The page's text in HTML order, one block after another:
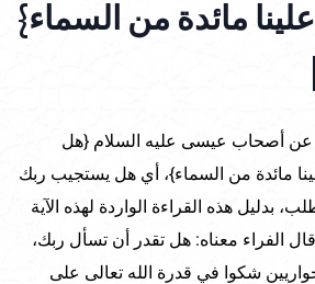
مائدة من السماء}
عن أصحاب عيسى عليه السلام {هل
مائدة من السماء}، أي هل يستجيب ربك
بدليل هذه القراءة الواردة لهذه الآية
الفراء معناه: هل تقدر أن تسأل ربك،
شكوا في قدرة الله تعالى على